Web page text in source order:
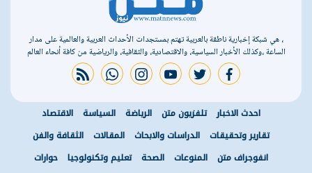
، هي شبكة إخبارية ناطقة بالعربية تهتم بمستجدات الأحداث العربية والعالمية على مدار
الساعة ،وكذلك الأخبار السياسية، والاقتصادية، والثقافية، والرياضية من كافة أنحاء العالم
facebook
twitter
youtube
instagram
whatsapp
rss feed
احدث الاخبار تلفزيون متن الرياضة السياسة
الاقتصاد
تقارير وتحقيقات
الدراسات والابحاث المقالات
الثقافة والفن
انفوجراف متن
المنوعات الصحة تعليم وتكنولوجيا حوارات